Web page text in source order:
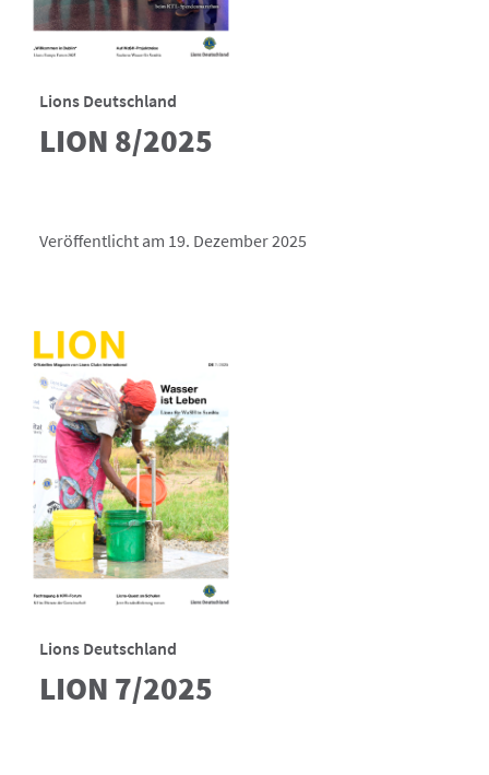
Lions Deutschland
LION 8/2025
Veröffentlicht am 19. Dezember 2025
Lions Deutschland
LION 7/2025